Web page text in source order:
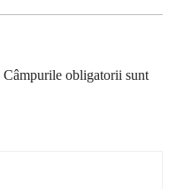
Câmpurile obligatorii sunt